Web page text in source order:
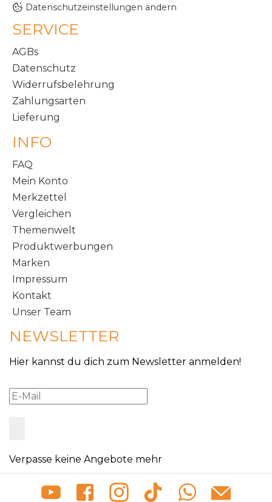
Datenschutzeinstellungen ändern
SERVICE
AGBs
Datenschutz
Widerrufsbelehrung
Zahlungsarten
Lieferung
INFO
FAQ
Mein Konto
Merkzettel
Vergleichen
Themenwelt
Produktwerbungen
Marken
Impressum
Kontakt
Unser Team
NEWSLETTER
Hier kannst du dich zum Newsletter anmelden!
Verpasse keine Angebote mehr